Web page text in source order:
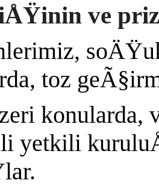
ve
toz
konularda,
yetkili